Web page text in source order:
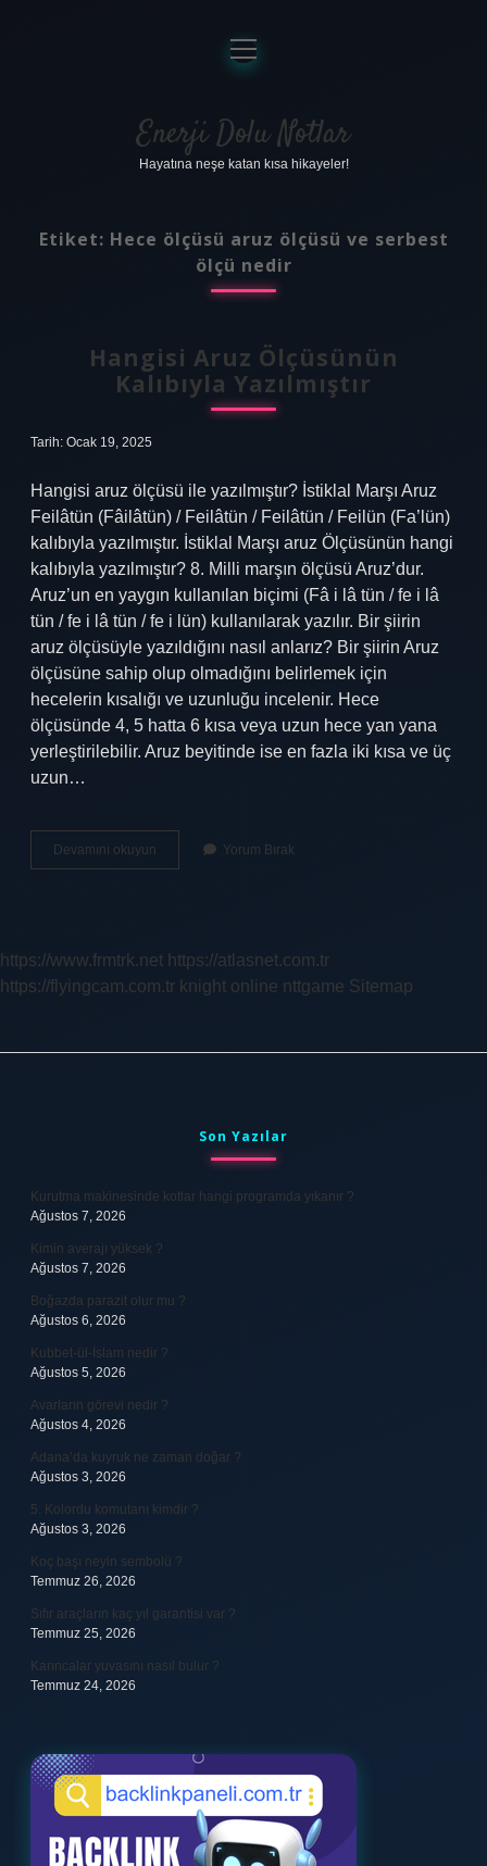
Anasayfa
Gizlilik Politikası
Yasal Uyarı
menüyü
aç
Enerji Dolu Notlar
Hayatına neşe katan kısa hikayeler!
Etiket: Hece ölçüsü aruz ölçüsü ve serbest
ölçü nedir
Hangisi Aruz Ölçüsünün
Kalıbıyla Yazılmıştır
Tarih: Ocak 19, 2025
Hangisi aruz ölçüsü ile yazılmıştır? İstiklal Marşı Aruz
Feilâtün (Fâilâtün) / Feilâtün / Feilâtün / Feilün (Fa’lün)
kalıbıyla yazılmıştır. İstiklal Marşı aruz Ölçüsünün hangi
kalıbıyla yazılmıştır? 8. Milli marşın ölçüsü Aruz’dur.
Aruz’un en yaygın kullanılan biçimi (Fâ i lâ tün / fe i lâ
tün / fe i lâ tün / fe i lün) kullanılarak yazılır. Bir şiirin
aruz ölçüsüyle yazıldığını nasıl anlarız? Bir şiirin Aruz
ölçüsüne sahip olup olmadığını belirlemek için
hecelerin kısalığı ve uzunluğu incelenir. Hece
ölçüsünde 4, 5 hatta 6 kısa veya uzun hece yan yana
yerleştirilebilir. Aruz beyitinde ise en fazla iki kısa ve üç
uzun…
Devamını okuyun
Aruz
Yorum Bırak
https://www.frmtrk.net https://atlasnet.com.tr
https://flyingcam.com.tr knight online nttgame Sitemap
Son Yazılar
Kurutma makinesinde kotlar hangi programda yıkanır ?
Ağustos 7, 2026
Kimin averajı yüksek ?
Ağustos 7, 2026
Boğazda parazit olur mu ?
Ağustos 6, 2026
Kubbet-ül-İslam nedir ?
Ağustos 5, 2026
Avarların görevi nedir ?
Ağustos 4, 2026
Adana’da kuyruk ne zaman doğar ?
Ağustos 3, 2026
5. Kolordu komutanı kimdir ?
Ağustos 3, 2026
Koç başı neyin sembolü ?
Temmuz 26, 2026
Sıfır araçların kaç yıl garantisi var ?
Temmuz 25, 2026
Karıncalar yuvasını nasıl bulur ?
Temmuz 24, 2026